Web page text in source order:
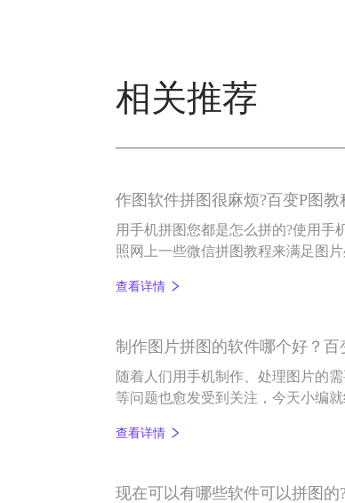
相关推荐
作图软件拼图很麻烦?百变P图
用手机拼图您都是怎么拼的?使用手
照网上一些微信拼图教程来满足图
查看详情
制作图片拼图的软件哪个好？
随着人们用手机制作、处理图片的
等问题也愈发受到关注，今天小编
查看详情
现在可以有哪些软件可以拼图的